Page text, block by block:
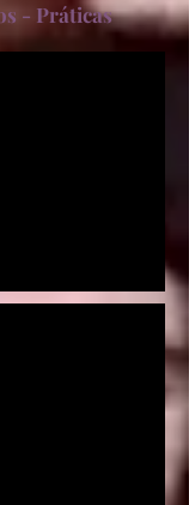
- Práticas